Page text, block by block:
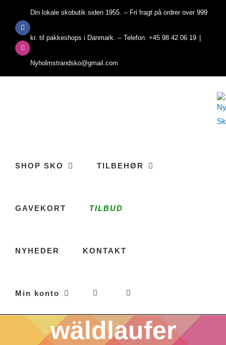
contentFacebook
Instagram
Din lokale skobutik siden 1955. -- Fri fragt på ordrer over 999
kr. til pakkeshops i Danmark. -- Telefon: +45 98 42 06 19
Nyholmstrandsko@gmail.com
SHOP SKO TILBEHØR
GAVEKORT TILBUD
NYHEDER KONTAKT
Min konto
wäldlaufer